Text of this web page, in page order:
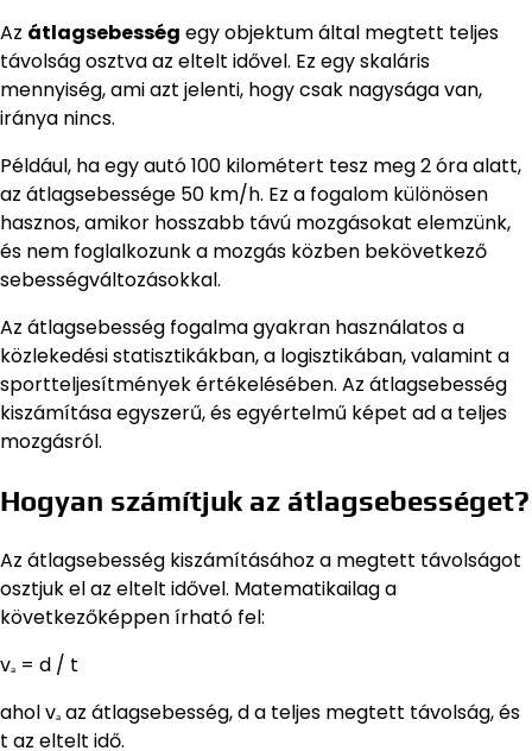
Az átlagsebesség egy objektum által megtett teljes
távolság osztva az eltelt idővel. Ez egy skaláris
mennyiség, ami azt jelenti, hogy csak nagysága van,
iránya nincs.
Például, ha egy autó 100 kilométert tesz meg 2 óra alatt,
az átlagsebessége 50 km/h. Ez a fogalom különösen
hasznos, amikor hosszabb távú mozgásokat elemzünk,
és nem foglalkozunk a mozgás közben bekövetkező
sebességváltozásokkal.
Az átlagsebesség fogalma gyakran használatos a
közlekedési statisztikákban, a logisztikában, valamint a
sportteljesítmények értékelésében. Az átlagsebesség
kiszámítása egyszerű, és egyértelmű képet ad a teljes
mozgásról.
Hogyan számítjuk az átlagsebességet?
Az átlagsebesség kiszámításához a megtett távolságot
osztjuk el az eltelt idővel. Matematikailag a
következőképpen írható fel:
vₐ = d / t
ahol vₐ az átlagsebesség, d a teljes megtett távolság, és
t az eltelt idő.